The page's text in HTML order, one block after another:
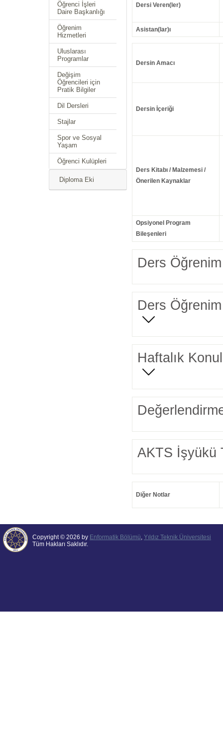
Öğrenci İşleri
Daire Başkanlığı
Öğrenim
Hizmetleri
Uluslarası
Programlar
Değişim
Öğrencileri için
Pratik Bilgiler
Dil Dersleri
Stajlar
Spor ve Sosyal
Yaşam
Öğrenci Kulüpleri
Diploma Eki
Dersi Veren(ler)
Asistan(lar)ı
Dersin Amacı
Dersin İçeriği
Ders Kitabı / Malzemesi /
Önerilen Kaynaklar
Opsiyonel Program
Bileşenleri
Ders Öğrenim
Ders Öğrenim
Haftalık
AKTS İşyükü
Diğer Notlar
Copyright © 2026 by Enformatik Bölümü, Yıldız Teknik Üniversitesi
Tüm Hakları Saklıdır.